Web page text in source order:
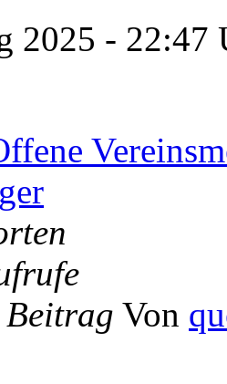
2025 - 22:47
Beitrag Von